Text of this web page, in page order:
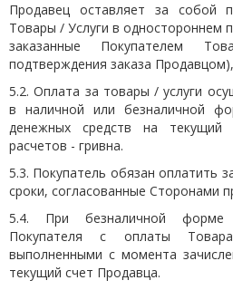
Продавец оставляет за собой
Товары / Услуги в одностороннем
заказанные Покупателем
подтверждения заказа
5.2. Оплата за товары / услуги
в наличной или безналичной
денежных средств на текущий
расчетов - гривна.
5.3. Покупатель обязан оплатить
сроки, согласованные Сторонами
5.4. При безналичной форме
Покупателя с оплаты
выполненными с момента
текущий счет Продавца.